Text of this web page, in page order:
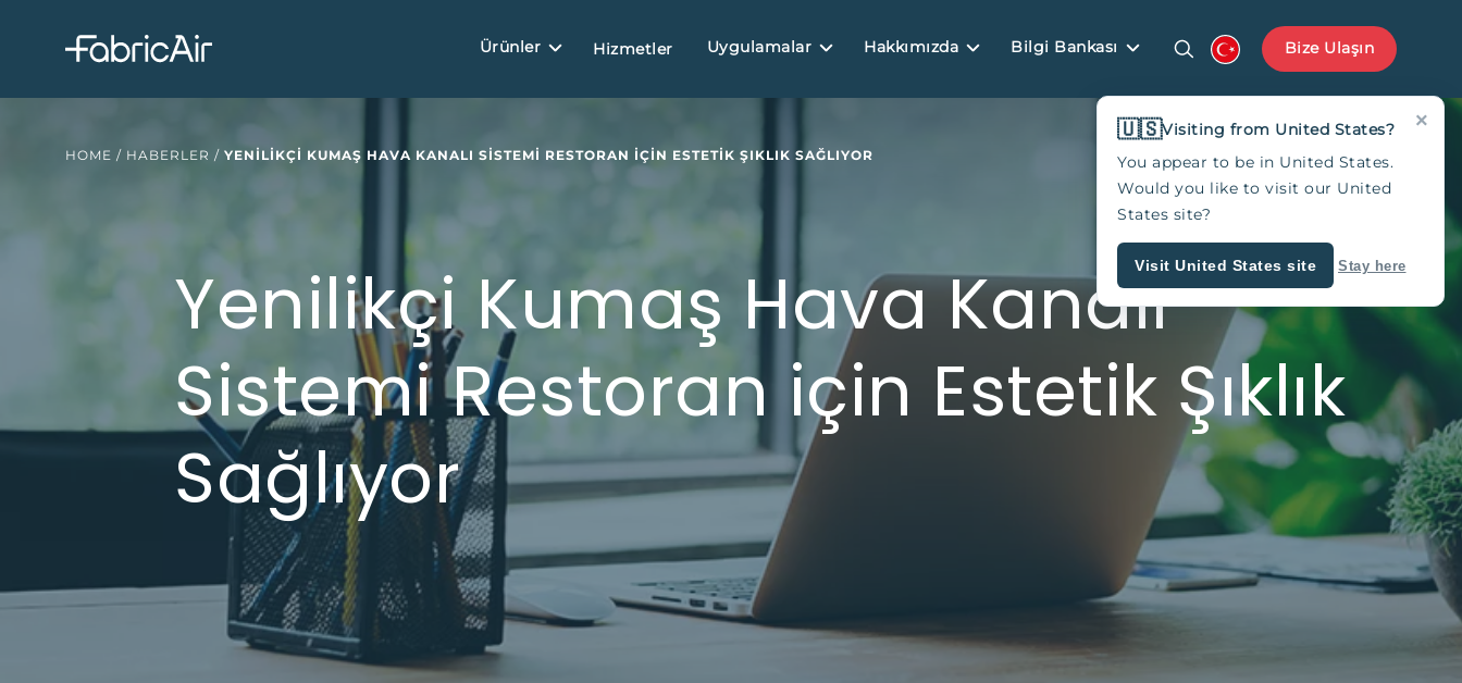
Ürünler Hizmetler Uygulamalar Hakkımızda Bilgi Bankası Bize Ulaşın
HOME / HABERLER / YENILIKÇI KUMAŞ HAVA KANALI SISTEMI RESTORAN IÇIN ESTETIK ŞIKLIK SAĞLIYOR
Yenilikçi Kumaş Hava Kanalı
Sistemi Restoran için Estetik Şıklık
Sağlıyor
×
🇺🇸Visiting from United States?
You appear to be in United States.
Would you like to visit our United
States site?
Visit United States site Stay here